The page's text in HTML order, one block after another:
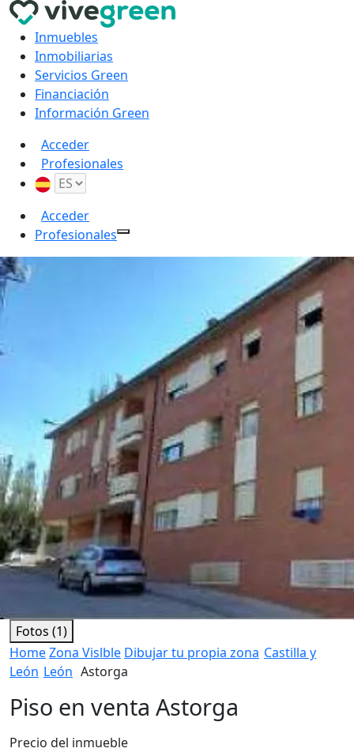
Inmuebles
Inmobiliarias
Servicios Green
Financiación
Información Green
Acceder
Profesionales
Acceder
Profesionales
Fotos (1)
HomeZona Vislble Dibujar tu propia zona Castilla y
León León Astorga
Piso en venta Astorga
Precio del inmueble